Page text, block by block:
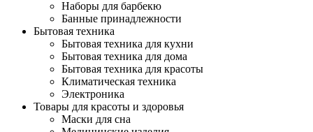
Наборы для барбекю
Банные принадлежности
Бытовая техника
Бытовая техника для кухни
Бытовая техника для дома
Бытовая техника для красоты
Климатическая техника
Электроника
Товары для красоты и здоровья
Маски для сна